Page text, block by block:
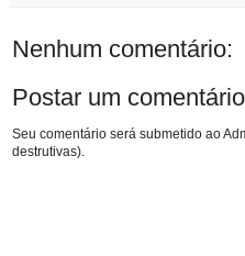
Nenhum comentário:
Postar um comentário
Seu comentário será submetido ao
destrutivas).